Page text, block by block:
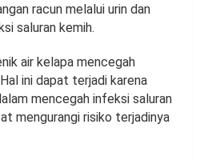
racun melalui urin dan
saluran kemih.
air kelapa mencegah
ini dapat terjadi karena
mencegah infeksi saluran
mengurangi risiko terjadinya